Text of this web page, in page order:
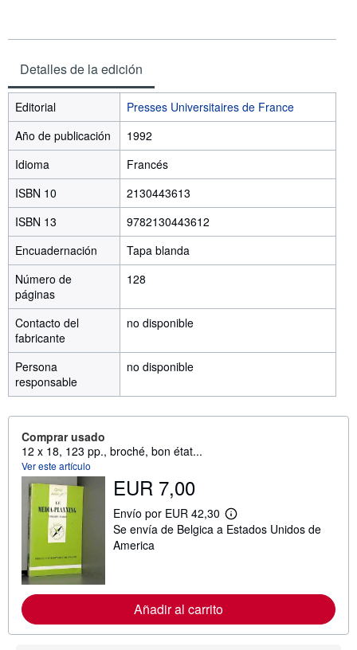
Detalles de la edición
Editorial
Presses Universitaires de France
Año de publicación
1992
Idioma
Francés
ISBN 10
2130443613
ISBN 13
9782130443612
Encuadernación
Tapa blanda
Número de
páginas
128
Contacto del
fabricante
no disponible
Persona
responsable
no disponible
Comprar usado
12 x 18, 123 pp., broché, bon état...
Ver este artículo
EUR 7,00
Envío por EUR 42,30
M
á
a
c
Se envía de Belgica a Estados Unidos de
America
Añadir al carrito